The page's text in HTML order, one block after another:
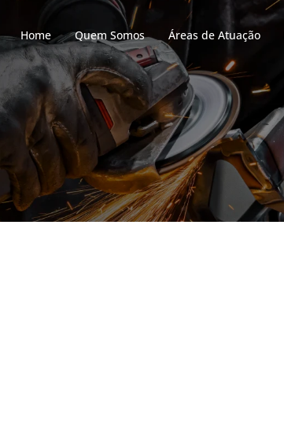
Home Quem Somos Áreas de Atuação